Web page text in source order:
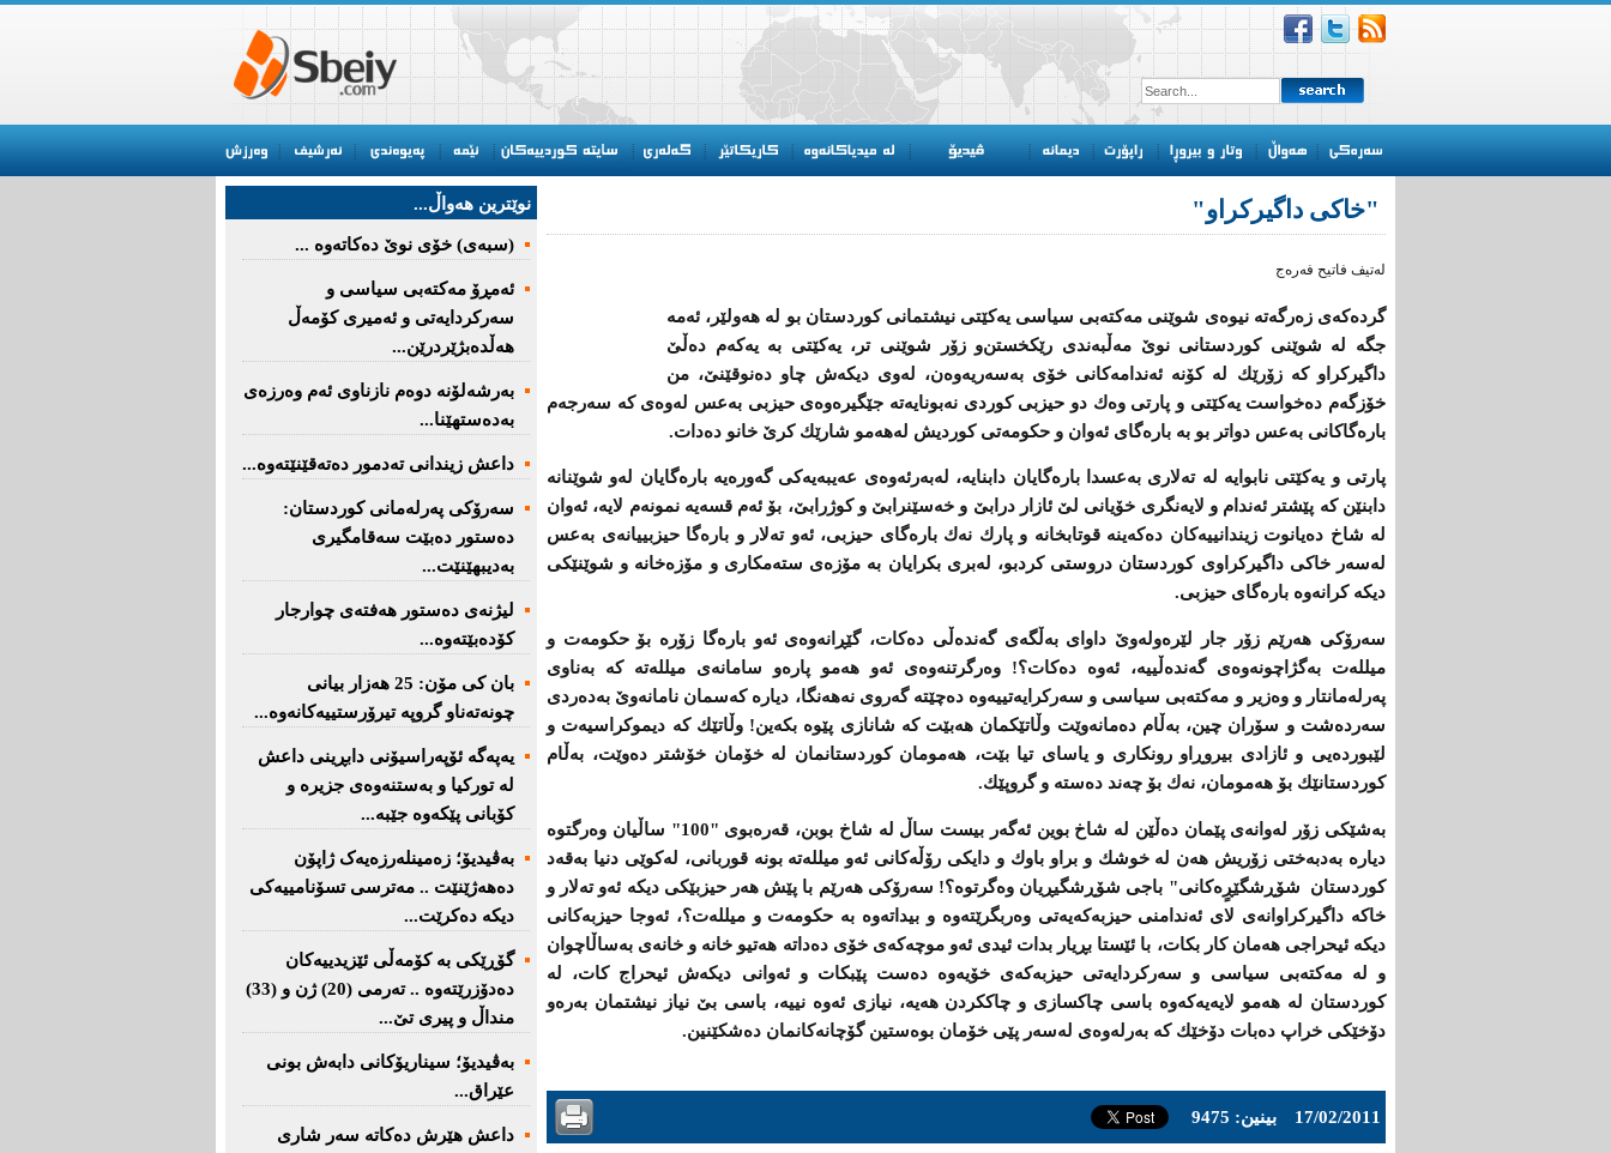
"خاكی‌ داگیركراو"
له‌تیف فاتیح فه‌ره‌ج
گرده‌كه‌ی‌ زه‌رگه‌ته‌ نیوه‌ی‌ شوێنی‌ مه‌كته‌بی‌ سیاسی‌ یه‌كێتی‌ نیشتمانی‌ كوردستان بو له‌ هه‌ولێر، ئه‌مه‌
جگه‌ له‌ شوێنی‌ كوردستانی‌ نوێ‌ مه‌ڵبه‌ندی‌ رێكخستن‌و زۆر شوێنی‌ تر، یه‌كێتی‌ به‌ یه‌كه‌م ده‌ڵێ‌
داگیركراو كه‌ زۆرێك له‌ كۆنه‌ ئه‌ندامه‌كانی‌ خۆی‌ به‌سه‌ریه‌وه‌ن، له‌وی‌ دیكه‌ش چاو ده‌نوقێنێ، من
خۆزگه‌م ده‌خواست یه‌كێتی‌ ‌و پارتی‌ وه‌ك دو حیزبی كوردی‌ نه‌بونایه‌ته‌ جێگیره‌وه‌ی‌ حیزبی‌ به‌عس له‌وه‌ی‌ كه‌ سه‌رجه‌م
باره‌گاكانی‌ به‌عس دواتر بو به‌ باره‌گای‌ ئه‌وان ‌و حكومه‌تی‌ كوردیش له‌هه‌مو شارێك كرێ‌ خانو ده‌دات.
پارتی‌ ‌و یه‌كێتی‌ نابوایه‌ له‌ ته‌لاری‌ به‌عسدا باره‌گایان دابنایه‌، له‌به‌رئه‌وه‌ی‌ عه‌یبه‌یه‌كی‌ گه‌وره‌یه‌ باره‌گایان له‌و شوێنانه‌
دابنێن كه‌ پێشتر ئه‌ندام ‌و لایه‌نگری‌ خۆیانی‌ لێ‌ ئازار درابێ‌ ‌و خه‌سێنرابێ‌ ‌و كوژرابێ‌، بۆ ئه‌م قسه‌یه‌ نمونه‌م لایه‌، ئه‌وان
له‌ شاخ ده‌یانوت زیندانییه‌كان ده‌كه‌ینه‌ قوتابخانه‌ ‌و پارك نه‌ك باره‌گای‌ حیزبی‌، ئه‌و ته‌لار ‌و باره‌گا حیزبییانه‌ی‌ به‌عس
له‌سه‌ر خاكی‌ داگیركراوی‌ كوردستان دروستی‌ كردبو، له‌بری‌ بكرایان به‌ مۆزه‌ی‌ سته‌مكاری‌ ‌و مۆزه‌خانه‌ ‌و شوێنێكی‌
دیكه‌ كرانه‌وه‌ باره‌گای‌ حیزبی‌.
سه‌رۆكی‌ هه‌رێم زۆر جار لێره‌وله‌وێ‌ داوای‌ به‌ڵگه‌ی‌ گه‌نده‌ڵی‌ ده‌كات، گێڕانه‌وه‌ی‌ ئه‌و باره‌گا زۆره‌ بۆ حكومه‌ت ‌و
میلله‌ت به‌گژاچونه‌وه‌ی‌ گه‌نده‌ڵییه‌، ئه‌وه‌ ده‌كات؟! وه‌رگرتنه‌وه‌ی‌ ئه‌و هه‌مو پاره‌‌و سامانه‌ی‌ میلله‌ته‌ كه‌ به‌ناوی‌
په‌رله‌مانتار ‌و وه‌زیر ‌و مه‌كته‌بی‌ سیاسی‌ ‌و سه‌ركرایه‌تییه‌وه‌ ده‌چێته‌ گه‌روی‌ نه‌هه‌نگا، دیاره‌ كه‌سمان نامانه‌وێ‌ به‌ده‌ردی‌
سه‌رده‌شت ‌و سۆران چین، به‌ڵام ده‌مانه‌وێت وڵاتێكمان هه‌بێت كه‌ شانازی‌ پێوه‌ بكه‌ین! وڵاتێك كه‌ دیموكراسیه‌ت ‌و
لێبورده‌یی‌ ‌و ئازادی‌ بیروڕاو رونكاری‌ ‌و یاسای تیا بێت، هه‌مومان كوردستانمان له‌ خۆمان خۆشتر ده‌وێت، به‌ڵام
كوردستانێك بۆ هه‌مومان، نه‌ك بۆ چه‌ند ده‌سته‌ ‌و گروپێك.
به‌شێكی‌ زۆر له‌وانه‌ی‌ پێمان ده‌ڵێن له‌ شاخ بوین ئه‌گه‌ر بیست ساڵ له‌ شاخ بوبن، قه‌ره‌بوی‌ "100" ساڵیان وه‌رگتوه‌
دیاره‌ به‌دبه‌ختی‌ زۆریش هه‌ن له‌ خوشك ‌و براو باوك ‌و دایكی‌ رۆڵه‌كانی‌ ئه‌و میلله‌ته‌ بونه‌ قوربانی‌، له‌كوێی‌ دنیا به‌قه‌د
كوردستان شۆڕشگێڕٍه‌كانی‌" باجی‌ شۆڕشگیڕیان وه‌گرتوه‌؟! سه‌رۆكی‌ هه‌رێم با پێش هه‌ر حیزبێكی‌ دیكه‌ ئه‌و ته‌لار ‌و
خاكه‌ داگیركراوانه‌ی‌ لای‌ ئه‌ندامنی‌ حیزبه‌كه‌یه‌تی‌ وه‌ربگرێته‌وه‌ ‌و بیداته‌وه‌ به‌ حكومه‌ت ‌و میلله‌ت؟، ئه‌وجا حیزبه‌كانی‌
دیكه‌ ئیحراجی‌ هه‌مان كار بكات، با ئێستا بڕیار بدات ئیدی‌ ئه‌و موچه‌كه‌ی‌ خۆی‌ ده‌داته‌ هه‌تیو خانه‌ ‌و خانه‌ی‌ به‌ساڵاچوان
‌و له‌ مه‌كته‌بی‌ سیاسی‌ ‌و سه‌ركردایه‌تی‌ حیزبه‌كه‌ی‌ خۆیه‌وه‌ ده‌ست پێبكات ‌و ئه‌وانی‌ دیكه‌ش ئیحراج كات، له‌
كوردستان له‌ هه‌مو لایه‌یه‌كه‌وه‌ باسی‌ چاكسازی‌ ‌و چاككردن هه‌یه‌، نیازی‌ ئه‌وه‌ نییه‌، باسی‌ بێ‌ نیاز نیشتمان به‌ره‌و
دۆخێكی‌ خراپ ده‌بات دۆخێك كه‌ به‌رله‌وه‌ی‌ له‌سه‌ر پێی‌ خۆمان بوه‌ستین گۆچانه‌كانمان ده‌شكێنین.
17/02/2011 بینین: 9475
نوێترین هه‌واڵ...
(سبەى) خۆى نوێ دەکاتەوە ...
ئه‌مڕۆ مه‌كته‌بی‌ سیاسی‌ و
سه‌ركردایه‌تی‌ و ئه‌میری‌ كۆمه‌ڵ
هەڵدەبژێردرێن...
به‌رشه‌لۆنه‌ دوه‌م نازناوی ئه‌م وه‌رزه‌ی
به‌ده‌ستهێنا...
داعش زیندانی تەدمور دەتەقێنێتەوە...
سەرۆكی پەرلەمانی كوردستان:
دەستور دەبێت سەقامگیری
بەدیبهێنێت...
لیژنەی دەستور هەفتەی چوارجار
كۆدەبێتەوە...
بان كی مۆن: 25 هەزار بیانی
چونەتەناو گروپە تیرۆرستییەكانەوە...
یەپەگە ئۆپەراسیۆنی دابڕینی داعش
لە تورکیا و بەستنەوەی جزیرە و
کۆبانی پێکەوە جێبە...
بەڤیدیۆ؛ زەمینلەرزەیەک ژاپۆن
دەهەژێنێت .. مەترسی تسۆنامییەکی
دیکە دەکرێت...
گۆڕێکی بە کۆمەڵی ئێزیدییەکان
دەدۆزرێتەوە .. تەرمی (20) ژن و (33)
منداڵ و پیری تێ...
بەڤیدیۆ؛ سیناریۆکانی دابەش بونی
عێراق...
داعش هێرش دەکاتە سەر شاری